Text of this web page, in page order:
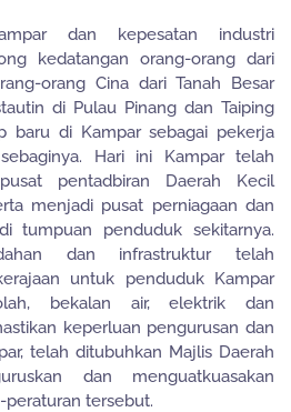
dan kepesatan industri
kedatangan orang-orang dari
orang Cina dari Tanah Besar
di Pulau Pinang dan Taiping
baru di Kampar sebagai pekerja
Hari ini Kampar telah
pentadbiran Daerah Kecil
menjadi pusat perniagaan dan
tumpuan penduduk sekitarnya.
dan infrastruktur telah
untuk penduduk Kampar
bekalan air, elektrik dan
keperluan pengurusan dan
telah ditubuhkan Majlis Daerah
dan menguatkuasakan
tersebut.